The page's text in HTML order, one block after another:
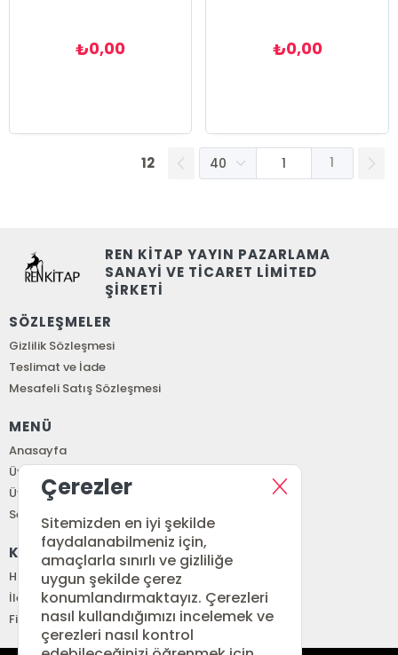
₺0,00 ₺0,00
12 1
REN KİTAP YAYIN PAZARLAMA
SANAYİ VE TİCARET LİMİTED
ŞİRKETİ
SÖZLEŞMELER
Gizlilik Sözleşmesi
Teslimat ve İade
Mesafeli Satış Sözleşmesi
MENÜ
Anasayfa
Üye Girişi
Üye Ol
Sepetim
KURUMSAL
Hakkımızda
İletişim
Fiyat Listesi
Çerezler
Sitemizden en iyi şekilde
faydalanabilmeniz için,
amaçlarla sınırlı ve gizliliğe
uygun şekilde çerez
konumlandırmaktayız. Çerezleri
nasıl kullandığımızı incelemek ve
çerezleri nasıl kontrol